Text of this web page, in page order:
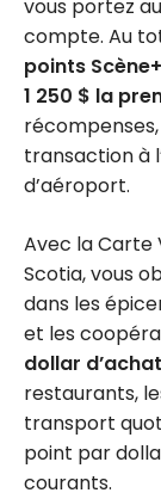
vous portez
compte. Au
points Scène+
1 250 $ la
transaction à
d’aéroport.
Avec la Carte
Scotia, vous
dans les
et les
dollar d’achat
restaurants,
transport
point par
courants.